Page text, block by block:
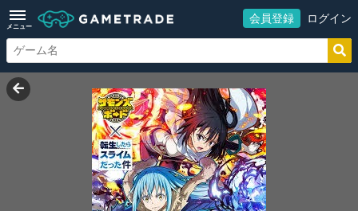
メニュー
会員登録 ログイン